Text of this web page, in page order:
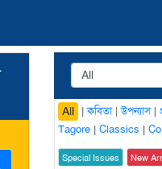
All |কবিতা|উপন্যাস|
Tagore | Classics |
Special Issues New